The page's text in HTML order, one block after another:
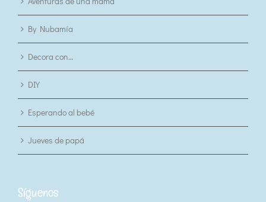
By Nubamía
Decora con…
DIY
Esperando al bebé
Jueves de papá
Síguenos